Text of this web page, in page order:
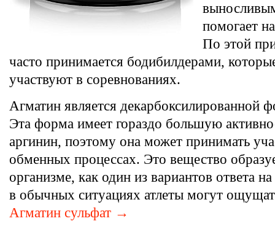
помогает
По этой
часто принимается бодибилдерами,
участвуют в соревнованиях.
Агматин является декарбоксилированной
Эта форма имеет гораздо большую
аргинин, поэтому она может принимать
обменных процессах. Это вещество
организме, как один из вариантов ответа
в обычных ситуациях атлеты могут
Агматин сульфат →